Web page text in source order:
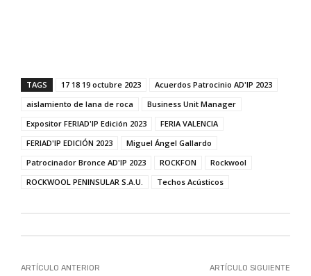
TAGS 17 18 19 octubre 2023
Acuerdos Patrocinio AD'IP 2023
aislamiento de lana de roca
Business Unit Manager
Expositor FERIAD'IP Edición 2023
FERIA VALENCIA
FERIAD'IP EDICIÓN 2023
Miguel Ángel Gallardo
Patrocinador Bronce AD'IP 2023
ROCKFON
Rockwool
ROCKWOOL PENINSULAR S.A.U.
Techos Acústicos
ARTÍCULO ANTERIOR ARTÍCULO SIGUIENTE